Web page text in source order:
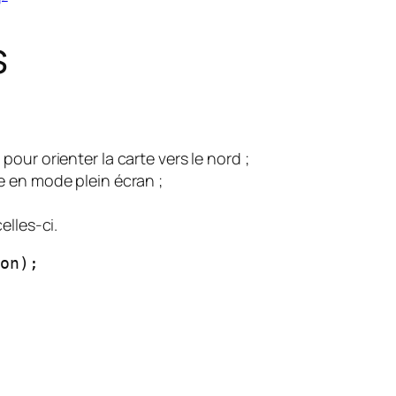
orienter la carte vers le nord ;
en mode plein écran ;
ci.